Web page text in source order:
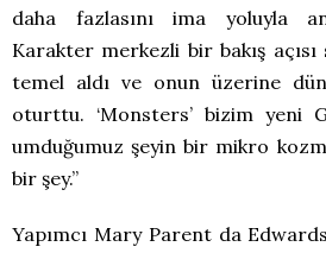
daha fazlasını ima yoluyla
Karakter merkezli bir bakış
temel aldı ve onun üzerine
oturttu. ‘Monsters’ bizim yeni
umduğumuz şeyin bir mikro
bir şey.”
Yapımcı Mary Parent da